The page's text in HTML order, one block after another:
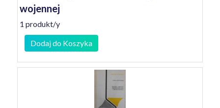
wojennej
1 produkt/y
Dodaj do Koszyka